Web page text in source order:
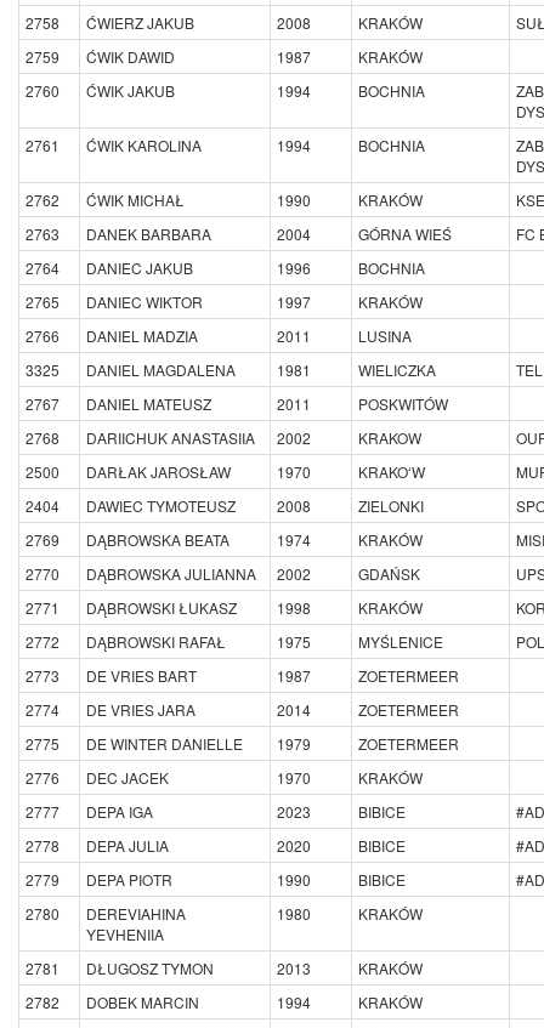
2758
ĆWIERZ JAKUB 2008 KRAKÓW
2759
ĆWIK DAWID 1987
KRAKÓW
2760
ĆWIK JAKUB 1994 BOCHNIA
2761
ĆWIK KAROLINA 1994 BOCHNIA
2762
ĆWIK MICHAŁ 1990 KRAKÓW
2763
DANEK BARBARA 2004 GÓRNA WIEŚ
FC
2764
DANIEC JAKUB 1996
BOCHNIA
2765
DANIEC WIKTOR 1997
KRAKÓW
2766
DANIEL MADZIA 2011
LUSINA
3325
DANIEL MAGDALENA 1981 WIELICZKA
2767
DANIEL MATEUSZ 2011
POSKWITÓW
2768
DARIICHUK ANASTASIIA 2002 KRAKOW
2500
DARŁAK JAROSŁAW 1970 KRAKOʻW
2404
DAWIEC TYMOTEUSZ 2008 ZIELONKI
2769
DĄBROWSKA BEATA 1974 KRAKÓW
2770
DĄBROWSKA JULIANNA 2002 GDAŃSK
2771
DĄBROWSKI ŁUKASZ 1998 KRAKÓW
2772
DĄBROWSKI RAFAŁ 1975 MYŚLENICE
2773
DE VRIES BART 1987
ZOETERMEER
2774
DE VRIES JARA 2014
ZOETERMEER
2775
DE WINTER DANIELLE 1979
ZOETERMEER
2776
DEC JACEK 1970
KRAKÓW
2777
DEPA IGA 2023 BIBICE
2778
DEPA JULIA 2020 BIBICE
2779
DEPA PIOTR 1990 BIBICE
2780
DEREVIAHINA
YEVHENIIA
1980 KRAKÓW
2781 DŁUGOSZ TYMON 2013
KRAKÓW
2782
DOBEK MARCIN 1994
KRAKÓW